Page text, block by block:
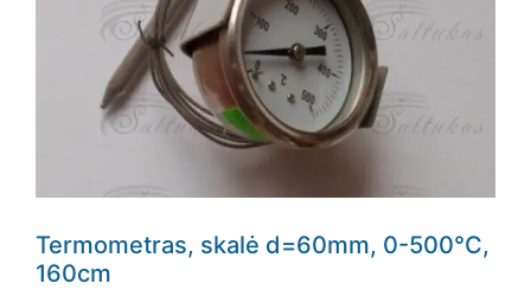
Termometras, skalė d=60mm, 0-500°C,
160cm